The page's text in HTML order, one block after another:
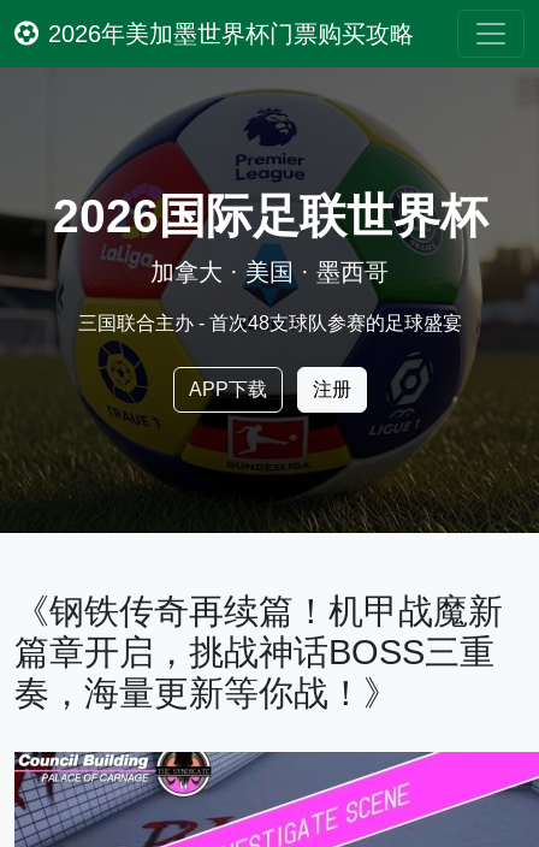
2026年美加墨世界杯门票购买攻略
2026国际足联世界杯
加拿大 · 美国 · 墨西哥
三国联合主办 - 首次48支球队参赛的足球盛宴
APP下载 注册
《钢铁传奇再续篇！机甲战魔新
篇章开启，挑战神话BOSS三重
奏，海量更新等你战！》